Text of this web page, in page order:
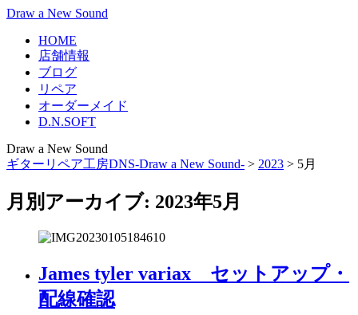
Draw a New Sound
HOME
店舗情報
ブログ
リペア
オーダーメイド
D.N.SOFT
Draw a New Sound
ギターリペア工房DNS-Draw a New Sound- > 2023 > 5月
月別アーカイブ: 2023年5月
James tyler variax セットアップ・
配線確認